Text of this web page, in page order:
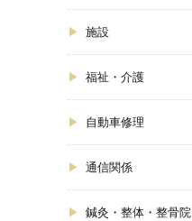
施設
福祉・介護
自動車修理
通信関係
鍼灸・整体・整骨院